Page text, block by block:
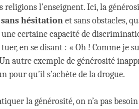
religions l’enseignent. Ici, la
hésitationet sans obstacles,
certaine capacité de
en se disant : « Oh ! Comme je
autre exemple de générosité
pour qu’il s’achète de la drogue.
la générosité, on n’a pas